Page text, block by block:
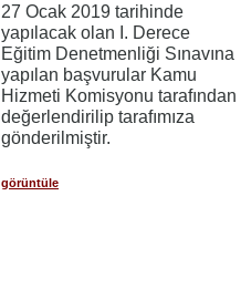
27 Ocak 2019 tarihinde
yapılacak olan I. Derece
Eğitim Denetmenliği Sınavına
yapılan başvurular Kamu
Hizmeti Komisyonu tarafından
değerlendirilip tarafımıza
gönderilmiştir.
görüntüle